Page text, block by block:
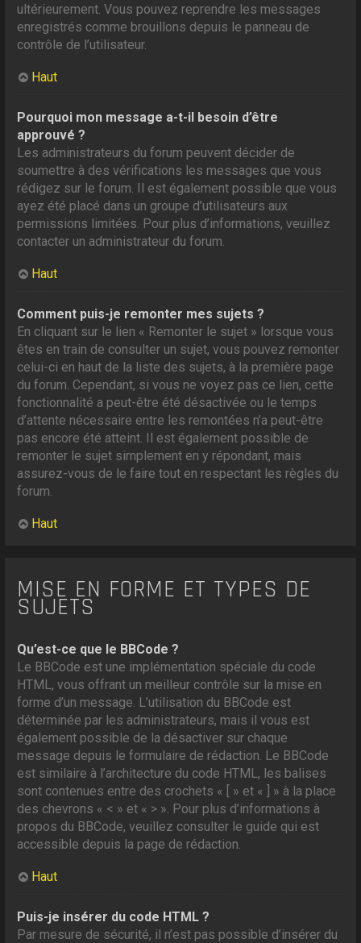
ultérieurement. Vous pouvez reprendre les messages
enregistrés comme brouillons depuis le panneau de
contrôle de l’utilisateur.
Haut
Pourquoi mon message a-t-il besoin d’être
approuvé ?
Les administrateurs du forum peuvent décider de
soumettre à des vérifications les messages que vous
rédigez sur le forum. Il est également possible que vous
ayez été placé dans un groupe d’utilisateurs aux
permissions limitées. Pour plus d’informations, veuillez
contacter un administrateur du forum.
Haut
Comment puis-je remonter mes sujets ?
En cliquant sur le lien « Remonter le sujet » lorsque vous
êtes en train de consulter un sujet, vous pouvez remonter
celui-ci en haut de la liste des sujets, à la première page
du forum. Cependant, si vous ne voyez pas ce lien, cette
fonctionnalité a peut-être été désactivée ou le temps
d’attente nécessaire entre les remontées n’a peut-être
pas encore été atteint. Il est également possible de
remonter le sujet simplement en y répondant, mais
assurez-vous de le faire tout en respectant les règles du
forum.
Haut
MISE EN FORME ET TYPES DE
SUJETS
Qu’est-ce que le BBCode ?
Le BBCode est une implémentation spéciale du code
HTML, vous offrant un meilleur contrôle sur la mise en
forme d’un message. L’utilisation du BBCode est
déterminée par les administrateurs, mais il vous est
également possible de la désactiver sur chaque
message depuis le formulaire de rédaction. Le BBCode
est similaire à l’architecture du code HTML, les balises
sont contenues entre des crochets « [ » et « ] » à la place
des chevrons « < » et « > ». Pour plus d’informations à
propos du BBCode, veuillez consulter le guide qui est
accessible depuis la page de rédaction.
Haut
Puis-je insérer du code HTML ?
Par mesure de sécurité, il n’est pas possible d’insérer du